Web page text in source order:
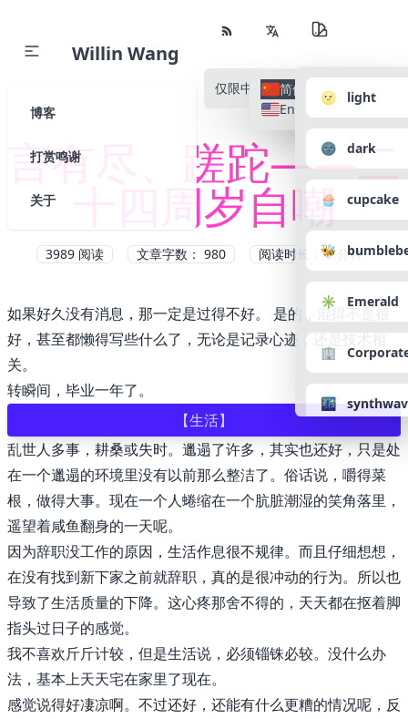
博客
打赏鸣谢
关于
Willin Wang
仅限中文所有语种
简体中文
English
🌝 light
🌚 dark
🧁 cupcake
🐝
✳️ Emerald
🏢
🌃
👴 retro
🤖
🌸 valentine
🎃
🌷 garden
🌲 forest
言有尽、蹉跎——二
十四周岁自嘲
3989 阅读 文章字数： 980 阅读时长： 5 分钟
如果好久没有消息，那一定是过得不好。 是的，混得不是很
好，甚至都懒得写些什么了，无论是记录心迹，还是技术相
关。
转瞬间，毕业一年了。
【生活】
乱世人多事，耕桑或失时。邋遢了许多，其实也还好，只是处
在一个邋遢的环境里没有以前那么整洁了。俗话说，嚼得菜
根，做得大事。现在一个人蜷缩在一个肮脏潮湿的笑角落里，
遥望着咸鱼翻身的一天呢。
因为辞职没工作的原因，生活作息很不规律。而且仔细想想，
在没有找到新下家之前就辞职，真的是很冲动的行为。所以也
导致了生活质量的下降。这心疼那舍不得的，天天都在抠着脚
指头过日子的感觉。
我不喜欢斤斤计较，但是生活说，必须锱铢必较。没什么办
法，基本上天天宅在家里了现在。
感觉说得好凄凉啊。不过还好，还能有什么更糟的情况呢，反